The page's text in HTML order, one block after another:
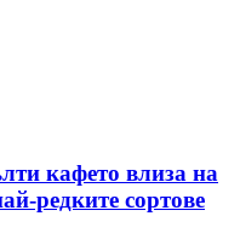
кафето влиза на
редките сортове